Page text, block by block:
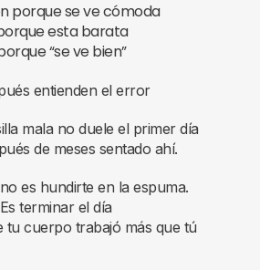
porque se ve cómoda
esta barata
“se ve bien”
entienden el error
mala no duele el primer día
de meses sentado ahí.
es hundirte en la espuma.
Es terminar el día
tu cuerpo trabajó más que tú